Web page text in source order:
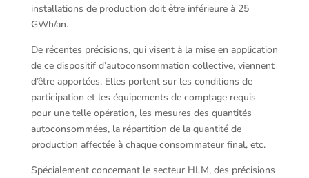
installations de production doit être inférieure à 25
GWh/an.
De récentes précisions, qui visent à la mise en application
de ce dispositif d’autoconsommation collective, viennent
d’être apportées. Elles portent sur les conditions de
participation et les équipements de comptage requis
pour une telle opération, les mesures des quantités
autoconsommées, la répartition de la quantité de
production affectée à chaque consommateur final, etc.
Spécialement concernant le secteur HLM, des précisions